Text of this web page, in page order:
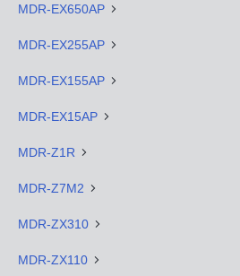
MDR-EX650AP
MDR-EX255AP
MDR-EX155AP
MDR-EX15AP
MDR-Z1R
MDR-Z7M2
MDR-ZX310
MDR-ZX110